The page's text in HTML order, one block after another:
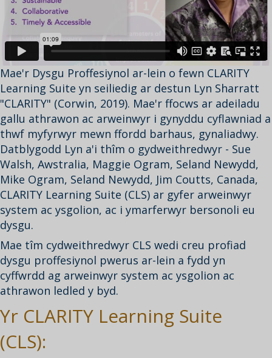
Mae'r Dysgu Proffesiynol ar-lein o fewn CLARITY
Learning Suite yn seiliedig ar destun Lyn Sharratt
"CLARITY" (Corwin, 2019). Mae'r ffocws ar adeiladu
gallu athrawon ac arweinwyr i gynyddu cyflawniad a
thwf myfyrwyr mewn ffordd barhaus, gynaliadwy.
Datblygodd Lyn a'i thîm o gydweithredwyr - Sue
Walsh, Awstralia, Maggie Ogram, Seland Newydd,
Mike Ogram, Seland Newydd, Jim Coutts, Canada,
CLARITY Learning Suite (CLS) ar gyfer arweinwyr
system ac ysgolion, ac i ymarferwyr bersonoli eu
dysgu.
Mae tîm cydweithredwyr CLS wedi creu profiad
dysgu proffesiynol pwerus ar-lein a fydd yn
cyffwrdd ag arweinwyr system ac ysgolion ac
athrawon ledled y byd.
Yr CLARITY Learning Suite
(CLS):